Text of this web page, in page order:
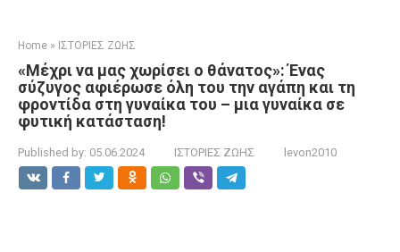
Home » ΙΣΤΟΡΙΕΣ ΖΩΗΣ
«Μέχρι να μας χωρίσει ο θάνατος»: Ένας
σύζυγος αφιέρωσε όλη του την αγάπη και τη
φροντίδα στη γυναίκα του – μια γυναίκα σε
φυτική κατάσταση!
Published by: 05.06.2024 ΙΣΤΟΡΙΕΣ ΖΩΗΣ levon2010